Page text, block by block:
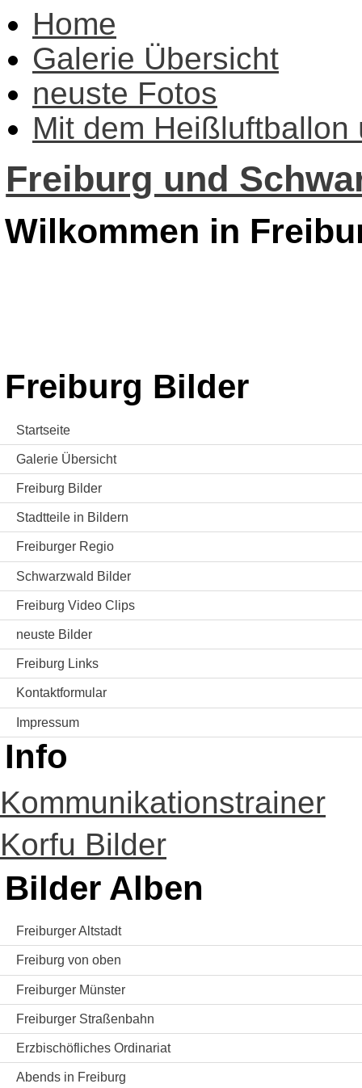
Home
Galerie Übersicht
neuste Fotos
Mit dem Heißluftballon
Freiburg und
Wilkommen in
Freiburg Bilder
Startseite
Galerie Übersicht
Freiburg Bilder
Stadtteile in Bildern
Freiburger Regio
Schwarzwald Bilder
Freiburg Video Clips
neuste Bilder
Freiburg Links
Kontaktformular
Impressum
Info
Kommunikationstrainer
Korfu Bilder
Bilder Alben
Freiburger Altstadt
Freiburg von oben
Freiburger Münster
Freiburger Straßenbahn
Erzbischöfliches Ordinariat
Abends in Freiburg